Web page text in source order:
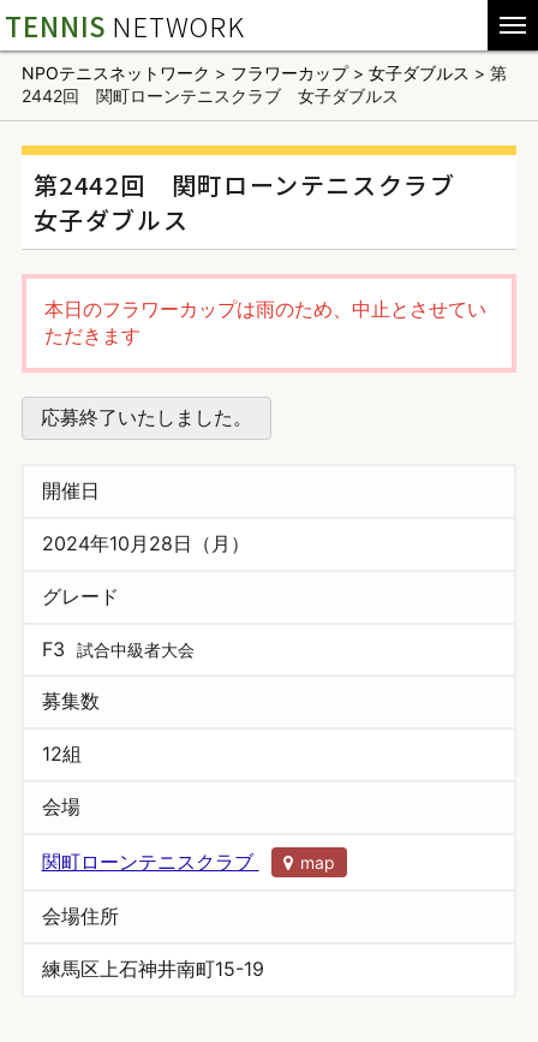
TENNIS NETWORK
NPOテニスネットワーク > フラワーカップ> 女子ダブルス > 第
2442回 関町ローンテニスクラブ 女子ダブルス
第2442回 関町ローンテニスクラブ
女子ダブルス
本日のフラワーカップは雨のため、中止とさせてい
ただきます
応募終了いたしました。
開催日
2024年10月28日（月）
グレード
F3 試合中級者大会
募集数
12組
会場
関町ローンテニスクラブ map
会場住所
練馬区上石神井南町15-19